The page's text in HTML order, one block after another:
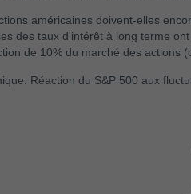
américaines doivent-elles
des taux d'intérêt à long terme
de 10% du marché des actions
Réaction du S&P 500 aux